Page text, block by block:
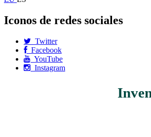
Iconos de redes sociales
Twitter
Facebook
YouTube
Instagram